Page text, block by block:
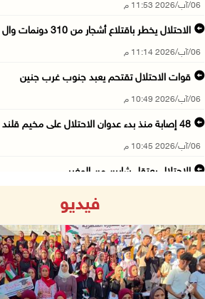
06/آب/2026 11:53 م
الاحتلال يخطر باقتلاع أشجار من 310 دونمات وال ...
06/آب/2026 11:14 م
قوات الاحتلال تقتحم يعبد جنوب غرب جنين
06/آب/2026 10:49 م
48 إصابة منذ بدء عدوان الاحتلال على مخيم قلند ...
06/آب/2026 10:45 م
الاحتلال يعتقل شابين من المغير
06/آب/2026 10:01 م
رئيس بلدية الخليل يطلع وفدا أميركيا على تطورا ...
06/آب/2026 09:59 م
فيديو
Next